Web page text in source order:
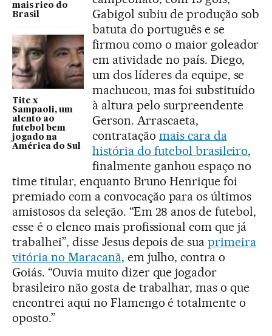
mais rico do
Brasil
Tite x
Sampaoli, um
alento ao
futebol bem
jogado na
América do Sul
Gabigol subiu de produção sob
batuta do português e se
firmou como o maior goleador
em atividade no país. Diego,
um dos líderes da equipe, se
machucou, mas foi substituído
à altura pelo surpreendente
Gerson. Arrascaeta,
contratação mais cara da
história do futebol brasileiro,
finalmente ganhou espaço no
time titular, enquanto Bruno Henrique foi
premiado com a convocação para os últimos
amistosos da seleção. “Em 28 anos de futebol,
esse é o elenco mais profissional com que já
trabalhei”, disse Jesus depois de suaprimeira
vitória no Maracanã, em julho, contra o
Goiás. “Ouvia muito dizer que jogador
brasileiro não gosta de trabalhar, mas o que
encontrei aqui no Flamengo é totalmente o
oposto.”